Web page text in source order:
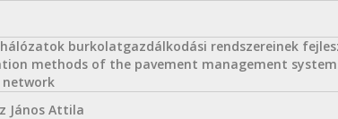
burkolatgazdálkodási rendszereinek
methods of the pavement management
János Attila